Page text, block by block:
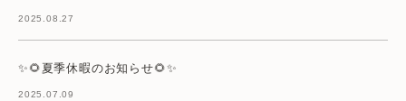
2025.08.27
✨🌻夏季休暇のお知らせ🌻✨
2025.07.09